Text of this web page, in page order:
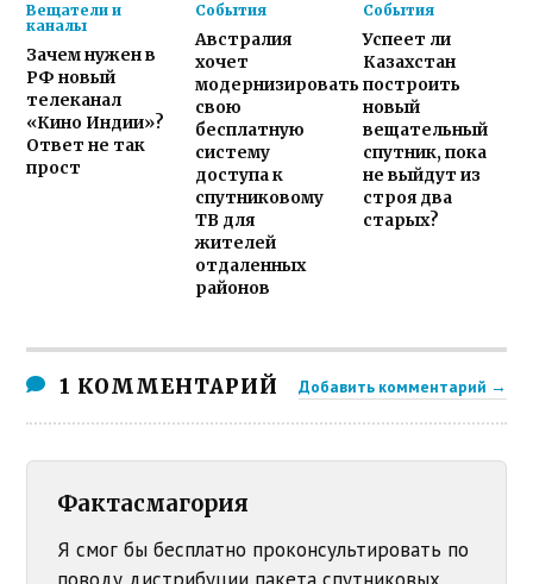
Вещатели и
каналы
Зачем нужен в
РФ новый
телеканал
«Кино Индии»?
Ответ не так
прост
События
Австралия
хочет
модернизировать
свою
бесплатную
систему
доступа к
спутниковому
ТВ для
жителей
отдаленных
районов
События
Успеет ли
Казахстан
построить
новый
вещательный
спутник, пока
не выйдут из
строя два
старых?
1 КОММЕНТАРИЙ Добавить комментарий →
Фактасмагория
Я смог бы бесплатно проконсультировать по